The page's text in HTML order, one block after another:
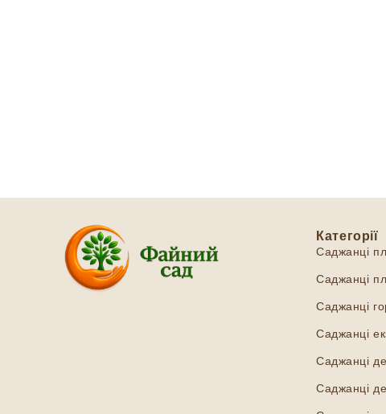
Категорії
Саджанці
Саджанці
Саджанці
Саджанці
Саджанці
Саджанці